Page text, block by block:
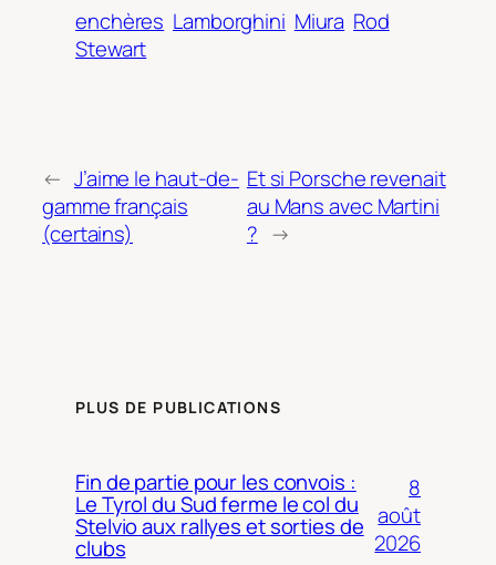
enchères Lamborghini Miura Rod
Stewart
← J’aime le haut-de-
gamme français
(certains)
Et si Porsche revenait
au Mans avec Martini
? →
PLUS DE PUBLICATIONS
Fin de partie pour les convois :
Le Tyrol du Sud ferme le col du
Stelvio aux rallyes et sorties de
clubs
8
août
2026